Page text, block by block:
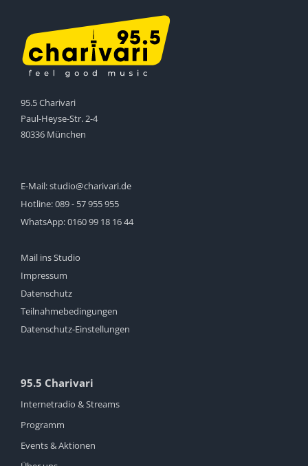
95.5 Charivari
Paul-Heyse-Str. 2-4
80336 München
E-Mail:studio@charivari.de
Hotline:089 - 57 955 955
WhatsApp:0160 99 18 16 44
Mail ins Studio
Impressum
Datenschutz
Teilnahmebedingungen
Datenschutz-Einstellungen
95.5 Charivari
Internetradio & Streams
Programm
Events & Aktionen